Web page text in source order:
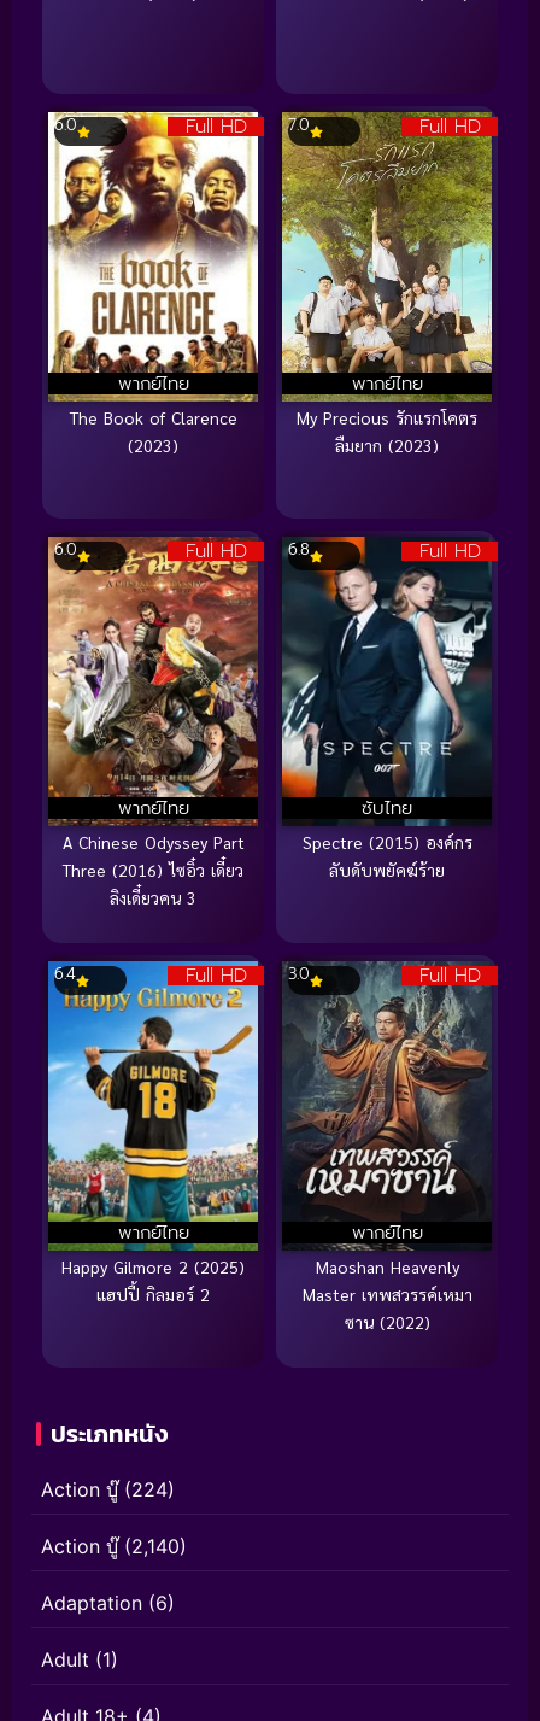
Full HD
พากย์ไทย
6.0
The Book of Clarence
(2023)
Full HD
พากย์ไทย
7.0
My Precious รักแรกโคตร
ลืมยาก (2023)
Full HD
พากย์ไทย
6.0
A Chinese Odyssey Part
Three (2016) ไซอิ๋ว เดี๋ยว
ลิงเดี๋ยวคน 3
Full HD
ซับไทย
6.8
Spectre (2015) องค์กร
ลับดับพยัคฆ์ร้าย
Full HD
พากย์ไทย
6.4
Happy Gilmore 2 (2025)
แฮปปี้ กิลมอร์ 2
Full HD
พากย์ไทย
3.0
Maoshan Heavenly
Master เทพสวรรค์เหมา
ซาน (2022)
ประเภทหนัง
Action บู๊(224)
Action บู๊(2,140)
Adaptation (6)
Adult (1)
Adult 18+ (4)